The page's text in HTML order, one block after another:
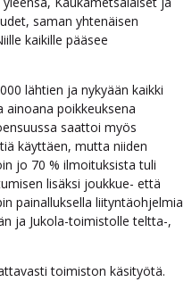
saman yhtenäisen
kaikille pääsee
lähtien ja nykyään kaikki
poikkeuksena
saattoi myös
käyttäen, mutta niiden
jo 70 % ilmoituksista tuli
lisäksi joukkue- että
painalluksella liityntäohjelmia
ja Jukola-toimistolle teltta-,
toimiston käsityötä.